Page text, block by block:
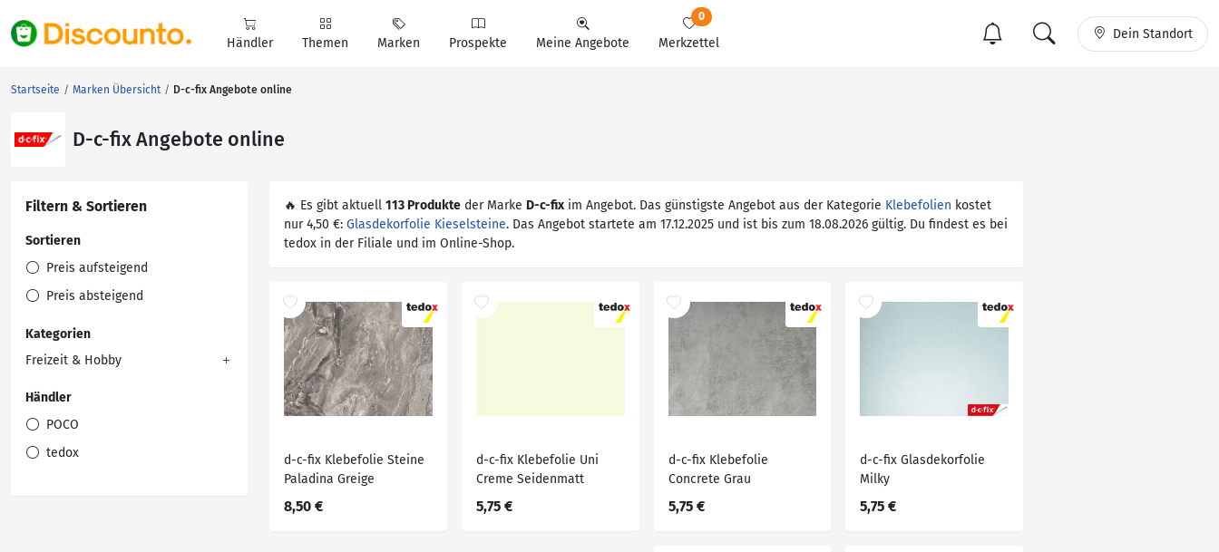
Händler Themen Marken Prospekte Meine Angebote Merkzettel
0
Dein Standort
Startseite Marken Übersicht D-c-fix Angebote online
D-c-fix Angebote online
Filtern & Sortieren
Sortieren
Preis aufsteigend
Preis absteigend
Kategorien
Freizeit & Hobby
Händler
POCO
tedox
🔥 Es gibt aktuell 113 Produkte der Marke D-c-fix im Angebot. Das günstigste Angebot aus der Kategorie Klebefolien kostet
nur 4,50 €: Glasdekorfolie Kieselsteine. Das Angebot startete am 17.12.2025 und ist bis zum 18.08.2026 gültig. Du findest es bei
tedox in der Filiale und im Online-Shop.
d-c-fix Klebefolie Steine
Paladina Greige
8,50 €
d-c-fix Klebefolie Uni
Creme Seidenmatt
5,75 €
d-c-fix Klebefolie
Concrete Grau
5,75 €
d-c-fix Glasdekorfolie
Milky
5,75 €